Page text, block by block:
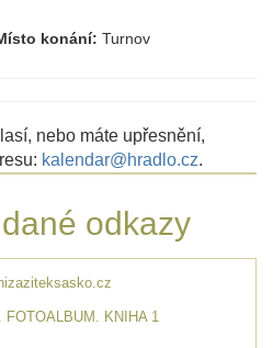
konání: Turnov
nebo máte upřesnění,
kalendar@hradlo.cz.
odkazy
FOTOALBUM. KNIHA 1